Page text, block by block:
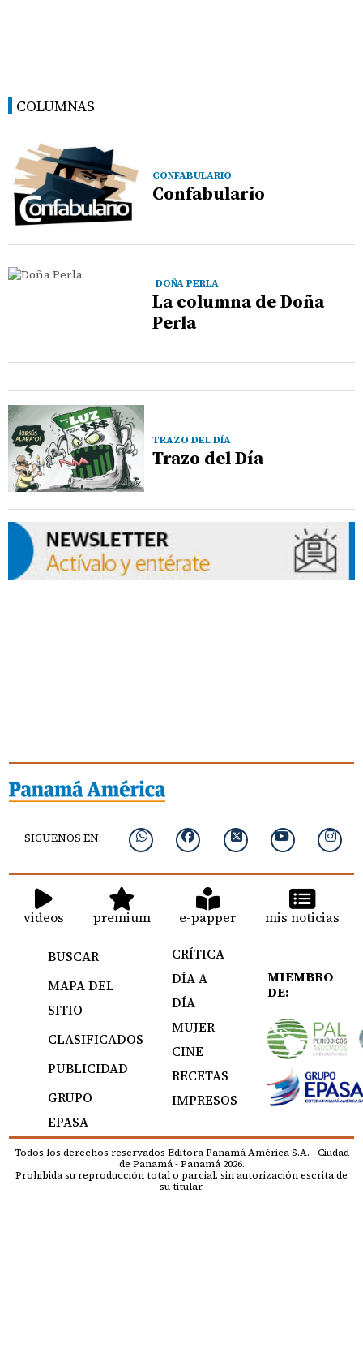
COLUMNAS
CONFABULARIO
Confabulario
DOÑA PERLA
La columna de Doña
Perla
TRAZO DEL DÍA
Trazo del Día
SIGUENOS EN:
videos premium e-papper mis noticias
BUSCAR
MAPA DEL
SITIO
CLASIFICADOS
PUBLICIDAD
GRUPO
EPASA
CRÍTICA
DÍA A
DÍA
MUJER
CINE
RECETAS
IMPRESOS
MIEMBRO
DE:
Todos los derechos reservados Editora Panamá América S.A. - Ciudad
de Panamá - Panamá 2026.
Prohibida su reproducción total o parcial, sin autorización escrita de
su titular.